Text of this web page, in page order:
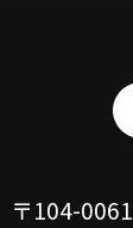
〒104-0061